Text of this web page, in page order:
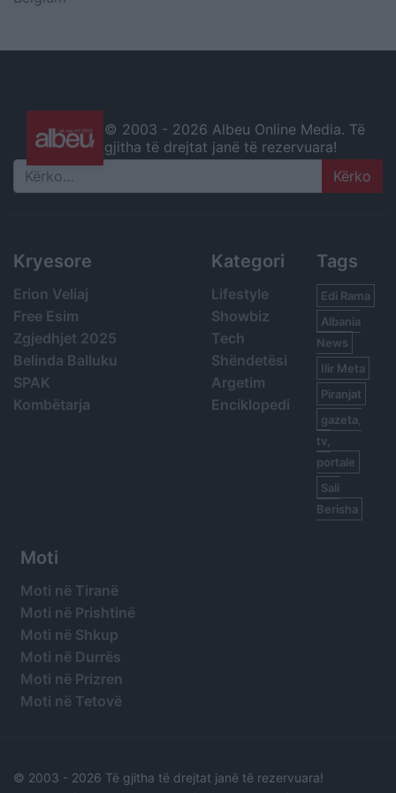
© 2003 - 2026 Albeu Online Media. Të
gjitha të drejtat janë të rezervuara!
Search
Kryesore
Erion Veliaj
Free Esim
Zgjedhjet 2025
Belinda Balluku
SPAK
Kombëtarja
Kategori
Lifestyle
Showbiz
Tech
Shëndetësi
Argetim
Enciklopedi
Tags
Edi Rama
Albania
News
Ilir Meta
Piranjat
gazeta,
tv,
portale
Sali
Berisha
Moti
Moti në Tiranë
Moti në Prishtinë
Moti në Shkup
Moti në Durrës
Moti në Prizren
Moti në Tetovë
© 2003 - 2026 Të gjitha të drejtat janë të rezervuara!